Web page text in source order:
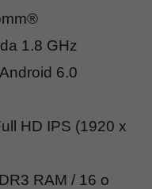
1.8 GHz
6.0
HD IPS (1920 x
RAM / 16 o